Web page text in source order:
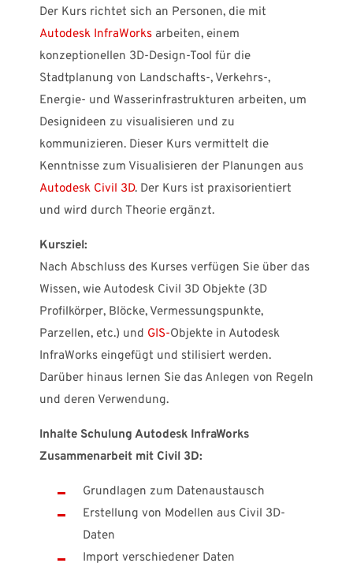
Der Kurs richtet sich an Personen, die mit
Autodesk InfraWorks arbeiten, einem
konzeptionellen 3D-Design-Tool für die
Stadtplanung von Landschafts-, Verkehrs-,
Energie- und Wasserinfrastrukturen arbeiten, um
Designideen zu visualisieren und zu
kommunizieren. Dieser Kurs vermittelt die
Kenntnisse zum Visualisieren der Planungen aus
Autodesk Civil 3D. Der Kurs ist praxisorientiert
und wird durch Theorie ergänzt.
Kursziel:
Nach Abschluss des Kurses verfügen Sie über das
Wissen, wie Autodesk Civil 3D Objekte (3D
Profilkörper, Blöcke, Vermessungspunkte,
Parzellen, etc.) und GIS-Objekte in Autodesk
InfraWorks eingefügt und stilisiert werden.
Darüber hinaus lernen Sie das Anlegen von Regeln
und deren Verwendung.
Inhalte Schulung Autodesk InfraWorks
Zusammenarbeit mit Civil 3D:
Grundlagen zum Datenaustausch
Erstellung von Modellen aus Civil 3D-
Daten
Import verschiedener Daten